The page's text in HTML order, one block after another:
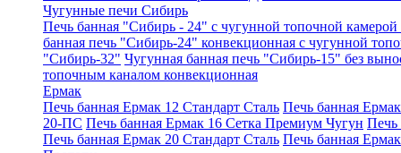
Чугунные печи Сибирь
Печь банная "Сибирь - 24" с чугунной топочной камерой
банная печь "Сибирь-24" конвекционная с чугунной
"Сибирь-32" Чугунная банная печь "Сибирь-15" без
топочным каналом конвекционная
Ермак
Печь банная Ермак 12 Стандарт Сталь Печь банная
20-ПС Печь банная Ермак 16 Сетка Премиум Чугун Печь
Печь банная Ермак 20 Стандарт Сталь Печь банная